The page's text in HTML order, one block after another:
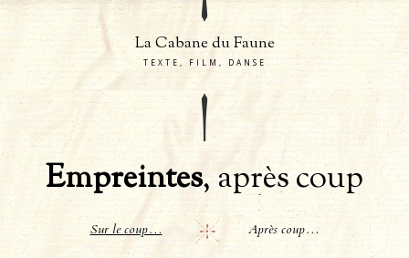
La Cabane du Faune
TEXTE, FILM, DANSE
Empreintes, après coup
Sur le coup… Après coup…